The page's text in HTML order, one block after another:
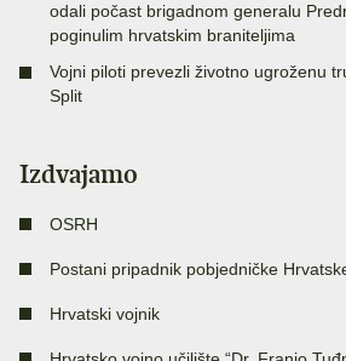
odali počast brigadnom generalu
poginulim hrvatskim braniteljima
Vojni piloti prevezli životno ugroženu
Split
Izdvajamo
OSRH
Postani pripadnik pobjedničke
Hrvatski vojnik